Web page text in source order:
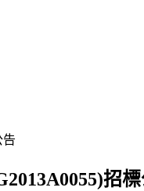
告
招